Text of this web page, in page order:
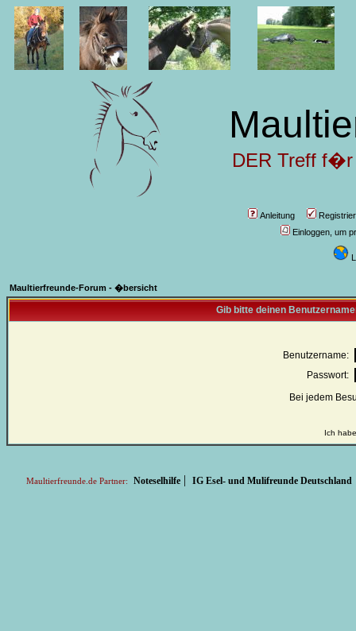
DER Treff f�r
Anleitung
Einloggen, um
Maultierfreunde-Forum - �bersicht
Gib bitte deinen
Benutzername:
Passwort:
Bei jedem
Ich
Maultierfreunde.de Partner: Noteselhilfe | IG Esel- und Mulifreunde Deutschland